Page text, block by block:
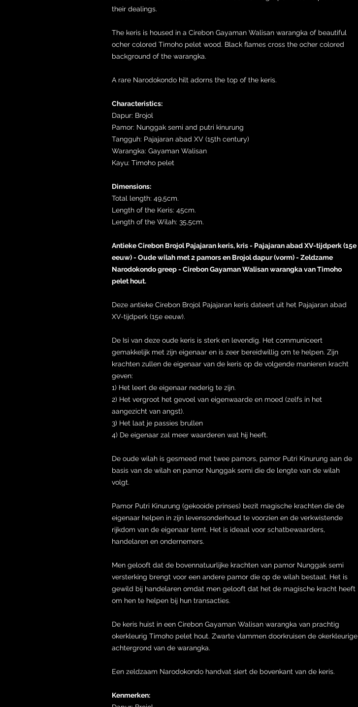
their dealings.
The keris is housed in a Cirebon Gayaman Walisan warangka of beautiful
ocher colored Timoho pelet wood. Black flames cross the ocher colored
background of the warangka.
A rare Narodokondo hilt adorns the top of the keris.
Characteristics:
Dapur: Brojol
Pamor: Nunggak semi and putri kinurung
Tangguh: Pajajaran abad XV (15th century)
Warangka: Gayaman Walisan
Kayu: Timoho pelet
Dimensions:
Total length: 49,5cm.
Length of the Keris: 45cm.
Length of the Wilah: 35,5cm.
Antieke Cirebon Brojol Pajajaran keris, kris - Pajajaran abad XV-tijdperk (15e
eeuw) - Oude wilah met 2 pamors en Brojol dapur (vorm) - Zeldzame
Narodokondo greep - Cirebon Gayaman Walisan warangka van Timoho
pelet hout.
Deze antieke Cirebon Brojol Pajajaran keris dateert uit het Pajajaran abad
XV-tijdperk (15e eeuw).
De Isi van deze oude keris is sterk en levendig. Het communiceert
gemakkelijk met zijn eigenaar en is zeer bereidwillig om te helpen. Zijn
krachten zullen de eigenaar van de keris op de volgende manieren kracht
geven:
1) Het leert de eigenaar nederig te zijn.
2) Het vergroot het gevoel van eigenwaarde en moed (zelfs in het
aangezicht van angst).
3) Het laat je passies brullen
4) De eigenaar zal meer waarderen wat hij heeft.
De oude wilah is gesmeed met twee pamors, pamor Putri Kinurung aan de
basis van de wilah en pamor Nunggak semi die de lengte van de wilah
volgt.
Pamor Putri Kinurung (gekooide prinses) bezit magische krachten die de
eigenaar helpen in zijn levensonderhoud te voorzien en de verkwistende
rijkdom van de eigenaar temt. Het is ideaal voor schatbewaarders,
handelaren en ondernemers.
Men gelooft dat de bovennatuurlijke krachten van pamor Nunggak semi
versterking brengt voor een andere pamor die op de wilah bestaat. Het is
gewild bij handelaren omdat men gelooft dat het de magische kracht heeft
om hen te helpen bij hun transacties.
De keris huist in een Cirebon Gayaman Walisan warangka van prachtig
okerkleurig Timoho pelet hout. Zwarte vlammen doorkruisen de okerkleurige
achtergrond van de warangka.
Een zeldzaam Narodokondo handvat siert de bovenkant van de keris.
Kenmerken: